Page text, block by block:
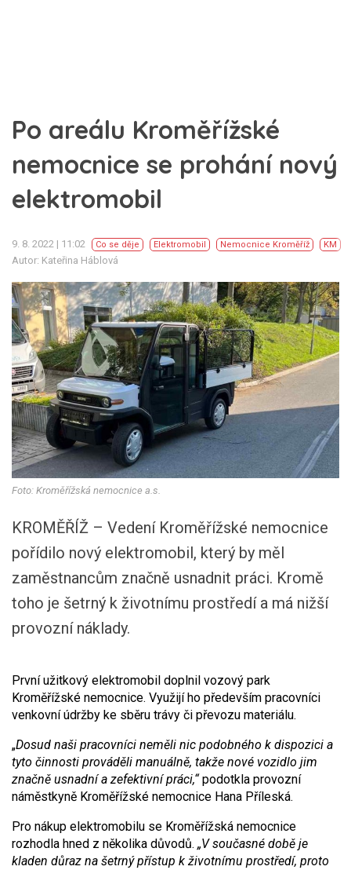
Po areálu Kroměřížské
nemocnice se prohání nový
elektromobil
9. 8. 2022 | 11:02 Co se děje Elektromobil Nemocnice Kroměříž KM
Autor: Kateřina Háblová
Foto: Kroměřížská nemocnice a.s.
KROMĚŘÍŽ – Vedení Kroměřížské nemocnice
pořídilo nový elektromobil, který by měl
zaměstnancům značně usnadnit práci. Kromě
toho je šetrný k životnímu prostředí a má nižší
provozní náklady.
První užitkový elektromobil doplnil vozový park
Kroměřížské nemocnice. Využijí ho především pracovníci
venkovní údržby ke sběru trávy či převozu materiálu.
„Dosud naši pracovníci neměli nic podobného k dispozici a
tyto činnosti prováděli manuálně, takže nové vozidlo jim
značně usnadní a zefektivní práci,“podotkla provozní
náměstkyně Kroměřížské nemocnice Hana Příleská.
Pro nákup elektromobilu se Kroměřížská nemocnice
rozhodla hned z několika důvodů. „V současné době je
kladen důraz na šetrný přístup k životnímu prostředí, proto